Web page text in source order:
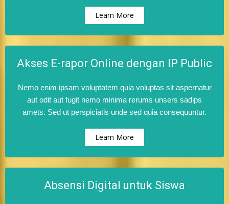
Learn More
Akses E-rapor Online dengan IP Public
Nemo enim ipsam voluptatem quia voluptas sit aspernatur
aut odit aut fugit nemo minima rerums unsers sadips
amets. Sed ut perspiciatis unde sed quia consequuntur.
Learn More
Absensi Digital untuk Siswa